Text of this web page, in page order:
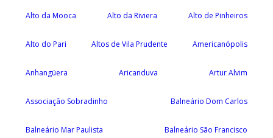
Alto da Mooca Alto da Riviera Alto de Pinheiros
Alto do Pari Altos de Vila Prudente Americanópolis
Anhangüera Aricanduva Artur Alvim
Associação Sobradinho Balneário Dom Carlos
Balneário Mar Paulista Balneário São Francisco